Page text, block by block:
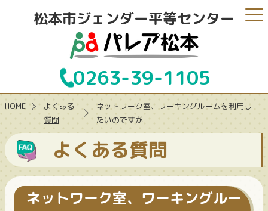
松本市ジェンダー平等センター
0263-39-1105
HOME
よくある
質問
ネットワーク室、ワーキングルームを利用し
たいのですが
よくある質問
ネットワーク室、ワーキングルー